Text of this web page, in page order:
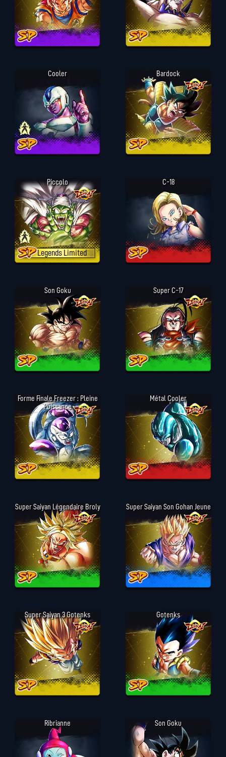
Cooler Bardock
Piccolo
Legends Limited
C-18
Son Goku Super C-17
Forme Finale Freezer : Pleine
Puissance
Métal Cooler
Super Saiyan Légendaire Broly Super Saiyan Son Gohan Jeune
Super Saiyan 3 Gotenks Gotenks
Ribrianne Son Goku